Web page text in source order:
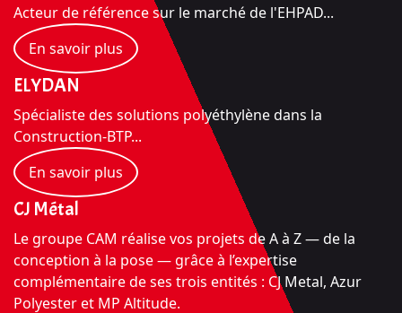
Acteur de référence sur le marché de l'EHPAD...
En savoir plus
ELYDAN
Spécialiste des solutions polyéthylène dans la
Construction-BTP...
En savoir plus
CJ Métal
Le groupe CAM réalise vos projets de A à Z — de la
conception à la pose — grâce à l’expertise
complémentaire de ses trois entités : CJ Metal, Azur
Polyester et MP Altitude.